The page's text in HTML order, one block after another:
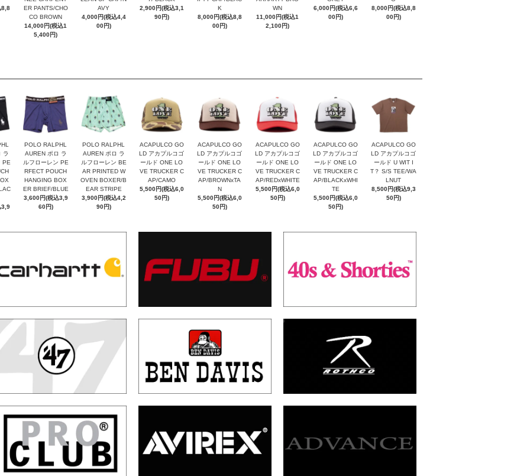
8,8
ER PANTS/CHO
CO BROWN
14,000円(税込1
5,400円)
AVY
4,000円(税込4,4
00円)
2,900円(税込3,1
90円)
K
8,000円(税込8,8
00円)
WN
11,000円(税込1
2,100円)
6,000円(税込6,6
00円)
8,000円(税込8,8
00円)
ラ
PE
3,9
POLO RALPHL
AUREN ポロ ラ
ルフローレン PE
RFECT POUCH
HANGING BOX
ER BRIEF/BLUE
3,600円(税込3,9
60円)
POLO RALPHL
AUREN ポロ ラ
ルフローレン BE
AR PRINTED W
OVEN BOXER/B
EAR STRIPE
3,900円(税込4,2
90円)
ACAPULCO GO
LD アカプルコゴ
ールド ONE LO
VE TRUCKER C
AP/CAMO
5,500円(税込6,0
50円)
ACAPULCO GO
LD アカプルコゴ
ールド ONE LO
VE TRUCKER C
AP/BROWNxTA
N
5,500円(税込6,0
50円)
ACAPULCO GO
LD アカプルコゴ
ールド ONE LO
VE TRUCKER C
AP/REDxWHITE
5,500円(税込6,0
50円)
ACAPULCO GO
LD アカプルコゴ
ールド ONE LO
VE TRUCKER C
AP/BLACKxWHI
TE
5,500円(税込6,0
50円)
ACAPULCO GO
LD アカプルコゴ
ールド U WIT I
T？ S/S TEE/WA
LNUT
8,500円(税込9,3
50円)